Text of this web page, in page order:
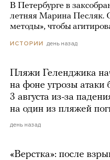
В Петербурге в
летняя Марина Песляк.
методы», чтобы
ИСТОРИИ день назад
Пляжи Геленджика
на фоне угрозы атаки
3 августа из-за
на один из пляжей
день назад
«Верстка»: после